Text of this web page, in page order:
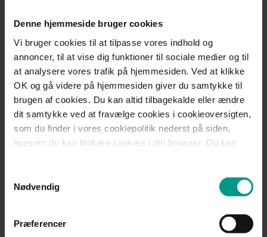
Denne hjemmeside bruger cookies
Vi bruger cookies til at tilpasse vores indhold og
annoncer, til at vise dig funktioner til sociale medier og til
at analysere vores trafik på hjemmesiden. Ved at klikke
OK og gå videre på hjemmesiden giver du samtykke til
brugen af cookies. Du kan altid tilbagekalde eller ændre
dit samtykke ved at fravælge cookies i cookieoversigten,
som du finder i vores cookiepolitik nederst på siden,
ligesom du kan blokere cookies i din browser. Du kan
behandling af personoplysninger.
Nødvendig
Præferencer
Telefon: +45 7015 1000
Janne Juul Wandahl
Advokat (L)
Telefon:+45 7015 1000
Marianne Fruensgaard